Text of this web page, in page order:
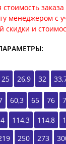
менеджером с
скидки и
25 26,9 32
60,3 65 76
114,3 114,8
250 273